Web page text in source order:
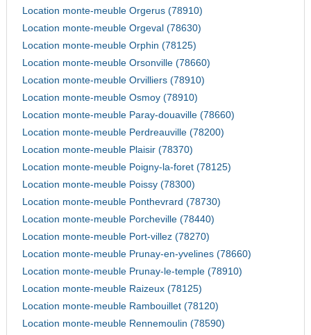
Location monte-meuble Orgerus (78910)
Location monte-meuble Orgeval (78630)
Location monte-meuble Orphin (78125)
Location monte-meuble Orsonville (78660)
Location monte-meuble Orvilliers (78910)
Location monte-meuble Osmoy (78910)
Location monte-meuble Paray-douaville (78660)
Location monte-meuble Perdreauville (78200)
Location monte-meuble Plaisir (78370)
Location monte-meuble Poigny-la-foret (78125)
Location monte-meuble Poissy (78300)
Location monte-meuble Ponthevrard (78730)
Location monte-meuble Porcheville (78440)
Location monte-meuble Port-villez (78270)
Location monte-meuble Prunay-en-yvelines (78660)
Location monte-meuble Prunay-le-temple (78910)
Location monte-meuble Raizeux (78125)
Location monte-meuble Rambouillet (78120)
Location monte-meuble Rennemoulin (78590)